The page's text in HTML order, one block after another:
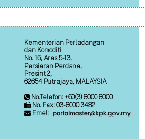
Kementerian Perladangan
dan Komoditi
No. 15, Aras 5-13,
Persiaran Perdana,
Presint 2,
62654 Putrajaya, MALAYSIA
No.Telefon: +60(3) 8000 8000
No. Fax: 03-8000 3482
Emel: